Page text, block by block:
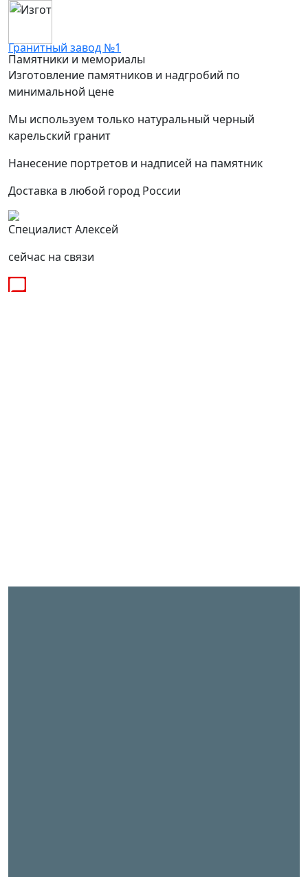
Гранитный завод №1
Памятники и мемориалы
Изготовление памятников и надгробий по
минимальной цене
Мы используем только натуральный черный
карельский гранит
Нанесение портретов и надписей на памятник
Доставка в любой город России
Специалист Алексей
сейчас на связи